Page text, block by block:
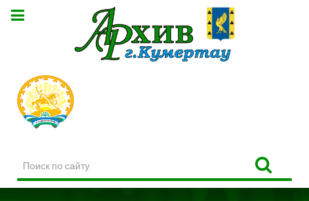
по
сайту